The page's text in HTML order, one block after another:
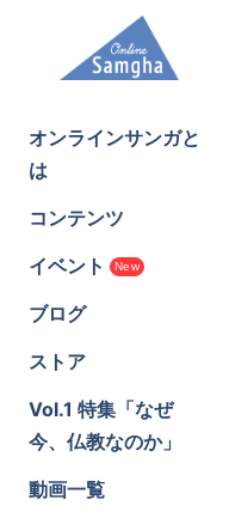
オンラインサンガと
は
コンテンツ
イベント
New
ブログ
ストア
Vol.1 特集「なぜ
今、仏教なのか」
動画一覧